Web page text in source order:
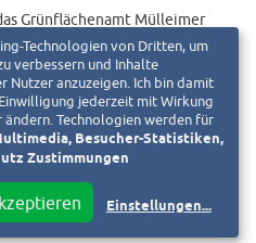
Grünflächenamt Mülleimer
im Herrngarten
Jahr läuft ein weiterer
die Pizzakartons entsorgt
fallen alleine im Herrngarten
Technologien von Dritten, um
verbessern und Inhalte
Nutzer anzuzeigen. Ich bin damit
jederzeit mit Wirkung
Technologien werden für
Besucher-Statistiken,
Zustimmungen
Einstellungen...